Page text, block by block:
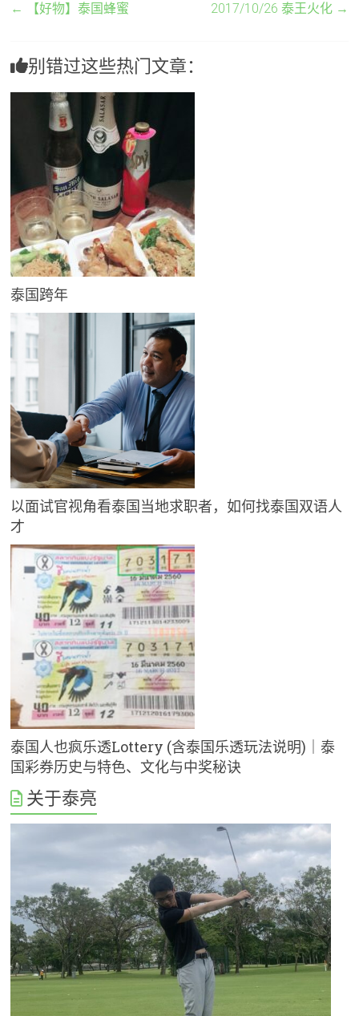
← 【好物】泰国蜂蜜 2017/10/26 泰王火化 →
别错过这些热门文章：
泰国跨年
以面试官视角看泰国当地求职者，如何找泰国双语人
才
泰国人也疯乐透Lottery (含泰国乐透玩法说明)｜泰
国彩券历史与特色、文化与中奖秘诀
关于泰亮